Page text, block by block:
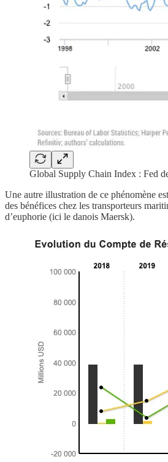
Global Supply Chain Index : Fed
Une autre illustration de ce phénomène
des bénéfices chez les transporteurs
d’euphorie (ici le danois Maersk).